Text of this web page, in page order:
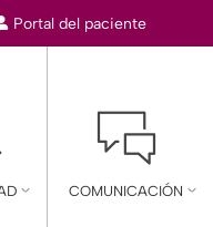
Portal del paciente
COMUNICACIÓN